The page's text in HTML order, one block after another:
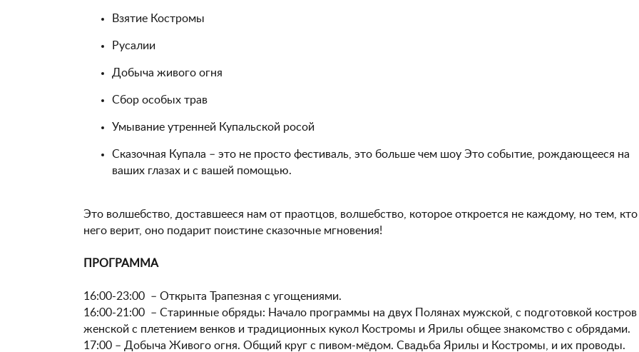
Взятие Костромы
Русалии
Добыча живого огня
Сбор особых трав
Умывание утренней Купальской росой
Сказочная Купала – это не просто фестиваль, это больше чем шоу Это событие, рождающееся на
ваших глазах и с вашей помощью.
Это волшебство, доставшееся нам от праотцов, волшебство, которое откроется не каждому, но тем, кто
него верит, оно подарит поистине сказочные мгновения!
ПРОГРАММА
16:00-23:00 – Открыта Трапезная с угощениями.
16:00-21:00 – Старинные обряды: Начало программы на двух Полянах мужской, с подготовкой костров
женской с плетением венков и традиционных кукол Костромы и Ярилы общее знакомство с обрядами.
17:00 – Добыча Живого огня. Общий круг с пивом-мёдом. Свадьба Ярилы и Костромы, и их проводы.